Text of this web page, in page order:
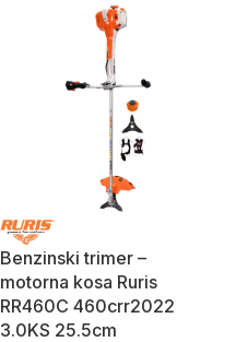
Benzinski trimer –
motorna kosa Ruris
RR460C 460crr2022
3.0KS 25.5cm